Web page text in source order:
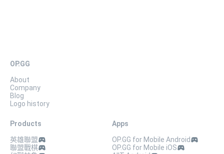
OP.GG
About
Company
Blog
Logo history
Products
英雄聯盟
聯盟戰棋
Apps
OP.GG for Mobile Android
OP.GG for Mobile iOS